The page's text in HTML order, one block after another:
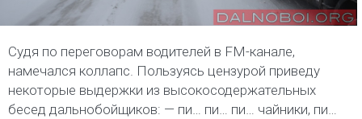
Судя по переговорам водителей в FM-канале,
намечался коллапс. Пользуясь цензурой приведу
некоторые выдержки из высокосодержательных
бесед дальнобойщиков: — пи… пи… пи… чайники, пи…